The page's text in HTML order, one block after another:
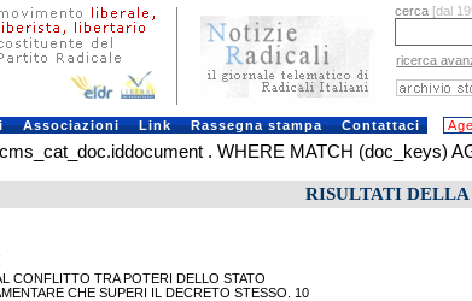
cerca [dal
ricerca
Associazioni Link Rassegna stampa Contattaci
. WHERE MATCH (doc_keys)
RISULTATI
CONFLITTO TRA POTERI DELLO STATO
CHE SUPERI IL DECRETO STESSO. 10